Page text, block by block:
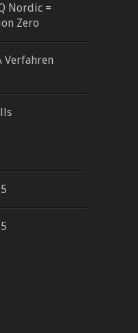
Nordic =
Zero
Verfahren